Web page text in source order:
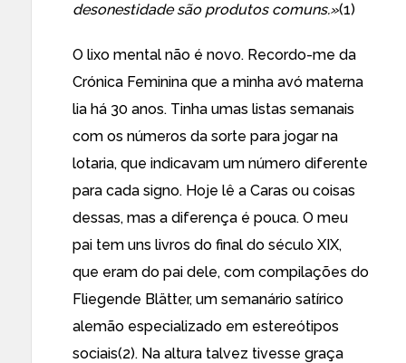
desonestidade são produtos comuns.»(1)
O lixo mental não é novo. Recordo-me da
Crónica Feminina que a minha avó materna
lia há 30 anos. Tinha umas listas semanais
com os números da sorte para jogar na
lotaria, que indicavam um número diferente
para cada signo. Hoje lê a Caras ou coisas
dessas, mas a diferença é pouca. O meu
pai tem uns livros do final do século XIX,
que eram do pai dele, com compilações do
Fliegende Blätter, um semanário satírico
alemão especializado em estereótipos
sociais(2). Na altura talvez tivesse graça